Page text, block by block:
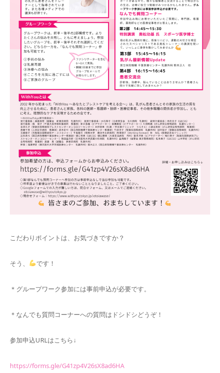
こだわりポイントは、お気づきですか？
そう、 です！
＊グループワーク参加には事前申込が必要です。
＊なんでも質問コーナーへの質問はドシドシどうぞ！
参加申込URLはこちら↓
https://forms.gle/G41zp4V26sX8ad6HA